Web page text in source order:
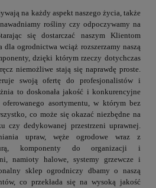
na każdy aspekt naszego życia, także
rośliny czy odpoczywamy na
się dostarczać naszym Klientom
ogrodnictwa wciąż rozszerzamy naszą
dzięki którym rzeczy dotychczas
niemożliwe stają się naprawdę proste.
swoją ofertę do profesjonalistów i
to doskonała jakość i konkurencyjne
asortymentu, w którym bez
co może się okazać niezbędne na
czy dedykowanej przestrzeni uprawnej.
upraw, węże ogrodowe wraz z
komponenty do organizacji i
namioty halowe, systemy grzewcze i
sklep ogrodniczy dbamy o naszą
co przekłada się na wysoką jakość